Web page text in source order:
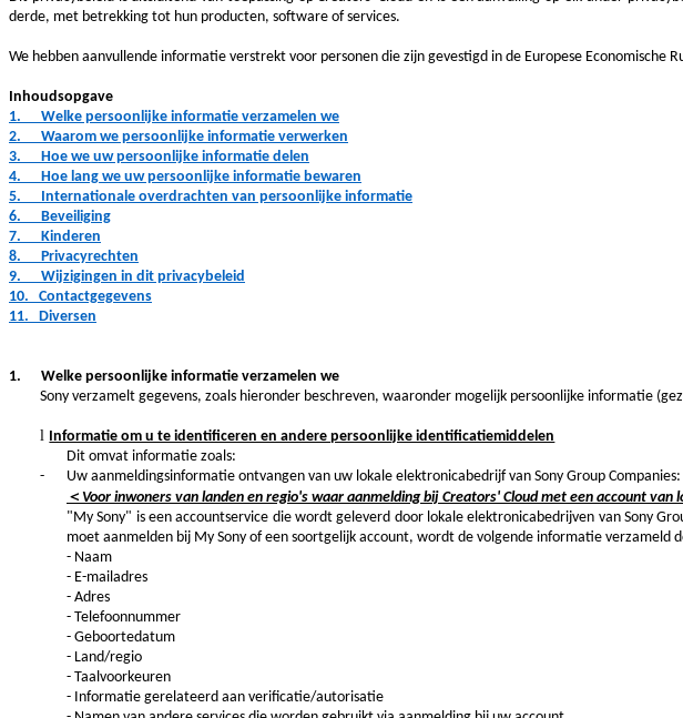
derde, met betrekking tot hun producten, software of services.
We hebben aanvullende informatie verstrekt voor personen die zijn gevestigd in de Europese Economische
Inhoudsopgave
1.
Welke persoonlijke informatie verzamelen we
2.
Waarom we persoonlijke informatie verwerken
3.
Hoe we uw persoonlijke informatie delen
4.
Hoe lang we uw persoonlijke informatie bewaren
5.
Internationale overdrachten van persoonlijke informatie
6.
Beveiliging
7.
Kinderen
8.
Privacyrechten
9.
Wijzigingen in dit privacybeleid
10.
Contactgegevens
11.
Diversen
1. Welke persoonlijke informatie verzamelen we
Sony verzamelt gegevens, zoals hieronder beschreven, waaronder mogelijk persoonlijke informatie
l Informatie om u te identificeren en andere persoonlijke identificatiemiddelen
Dit omvat informatie zoals:
-
Uw aanmeldingsinformatie ontvangen van uw lokale elektronicabedrijf van Sony Group Companies:
＜ Voor inwoners van landen en regio's waar aanmelding bij Creators' Cloud met een account
"My Sony" is een accountservice die wordt geleverd door lokale elektronicabedrijven van Sony
moet aanmelden bij My Sony of een soortgelijk account, wordt de volgende informatie verzameld
- Naam
- E-mailadres
- Adres
- Telefoonnummer
- Geboortedatum
- Land/regio
- Taalvoorkeuren
- Informatie gerelateerd aan verificatie/autorisatie